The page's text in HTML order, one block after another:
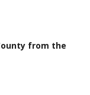
from the